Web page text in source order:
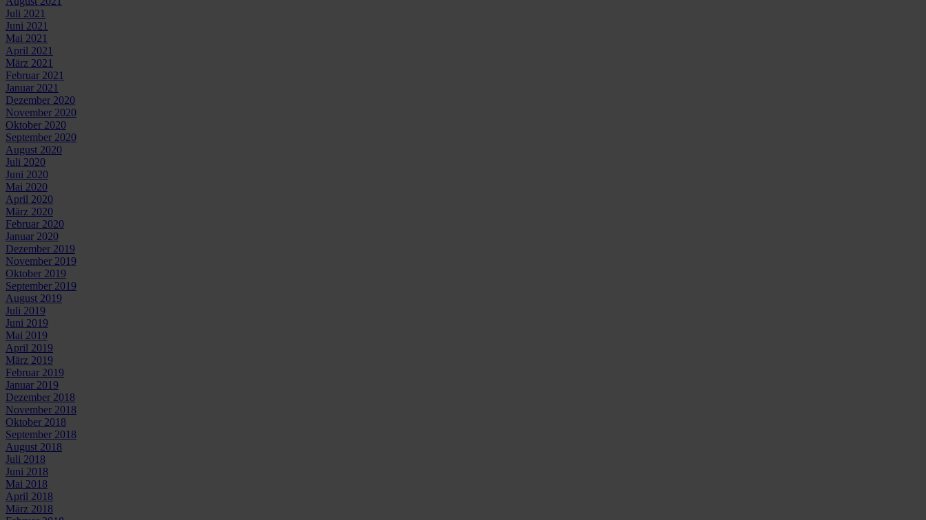
Juli 2021
Juni 2021
Mai 2021
April 2021
März 2021
Februar 2021
Januar 2021
Dezember 2020
November 2020
Oktober 2020
September 2020
August 2020
Juli 2020
Juni 2020
Mai 2020
April 2020
März 2020
Februar 2020
Januar 2020
Dezember 2019
November 2019
Oktober 2019
September 2019
August 2019
Juli 2019
Juni 2019
Mai 2019
April 2019
März 2019
Februar 2019
Januar 2019
Dezember 2018
November 2018
Oktober 2018
September 2018
August 2018
Juli 2018
Juni 2018
Mai 2018
April 2018
März 2018